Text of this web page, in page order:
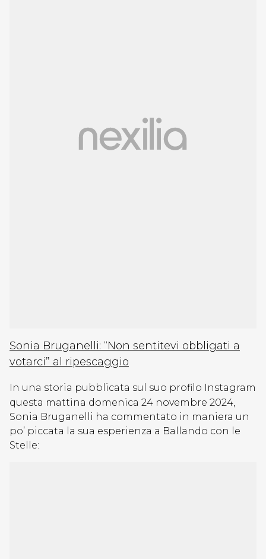
Sonia Bruganelli: “Non sentitevi obbligati a
votarci” al ripescaggio
In una storia pubblicata sul suo profilo Instagram
questa mattina domenica 24 novembre 2024,
Sonia Bruganelli ha commentato in maniera un
po’ piccata la sua esperienza a Ballando con le
Stelle: